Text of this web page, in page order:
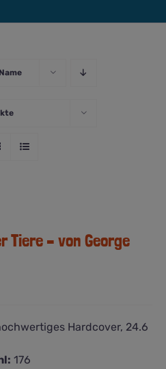
Name
Tiere – von George
Hardcover, 24.6
176